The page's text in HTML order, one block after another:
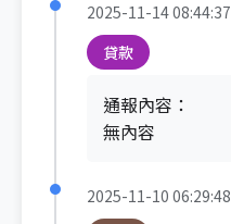
2025-11-14 08:44:37
貸款
通報內容：
無內容
2025-11-10 06:29:48